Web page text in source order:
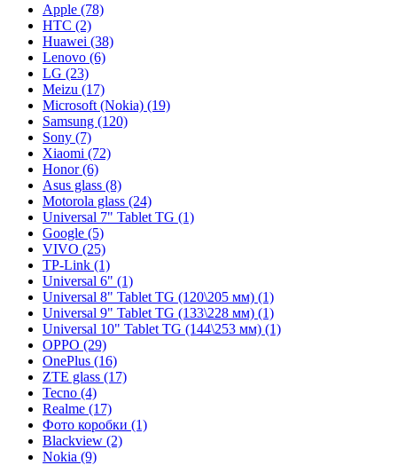
Apple (78)
HTC (2)
Huawei (38)
Lenovo (6)
LG (23)
Meizu (17)
Microsoft (Nokia) (19)
Samsung (120)
Sony (7)
Xiaomi (72)
Honor (6)
Asus glass (8)
Motorola glass (24)
Universal 7" Tablet TG (1)
Google (5)
VIVO (25)
TP-Link (1)
Universal 6" (1)
Universal 8" Tablet TG (120\205 мм) (1)
Universal 9" Tablet TG (133\228 мм) (1)
Universal 10" Tablet TG (144\253 мм) (1)
OPPO (29)
OnePlus (16)
ZTE glass (17)
Tecno (4)
Realme (17)
Фото коробки (1)
Blackview (2)
Nokia (9)